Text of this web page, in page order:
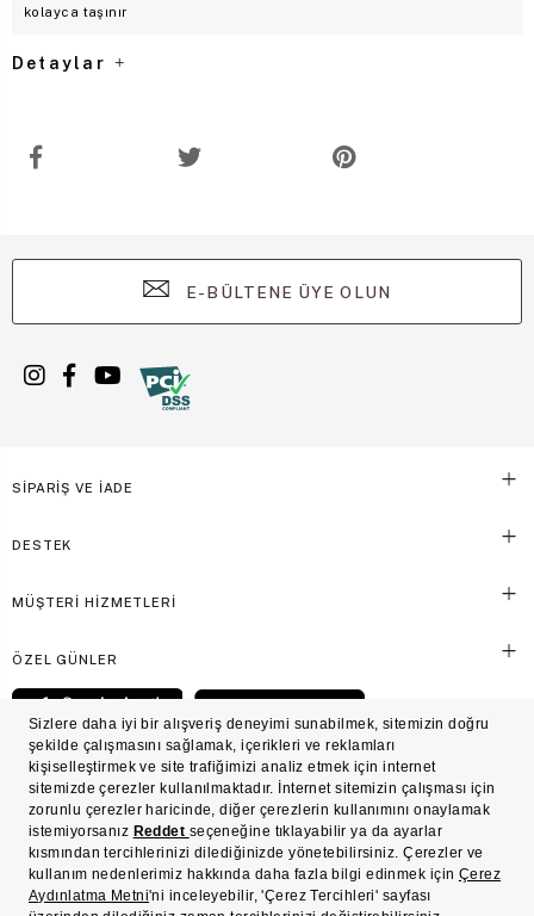
kolayca taşınır
Detaylar
E-BÜLTENE ÜYE OLUN
SİPARİŞ VE İADE
DESTEK
MÜŞTERİ HİZMETLERİ
ÖZEL GÜNLER
© Victoria's Secret Shaya Mağazacılık A.Ş. Franchise lisansı aracılığıyla işletilen ticari
markasıdır. Her hakkı saklıdır.
Süreç Bazlı Müşteri Aydınlatma Metni
Üyelik ve Gizlilik Sözleşmesi
İşlem Rehberi